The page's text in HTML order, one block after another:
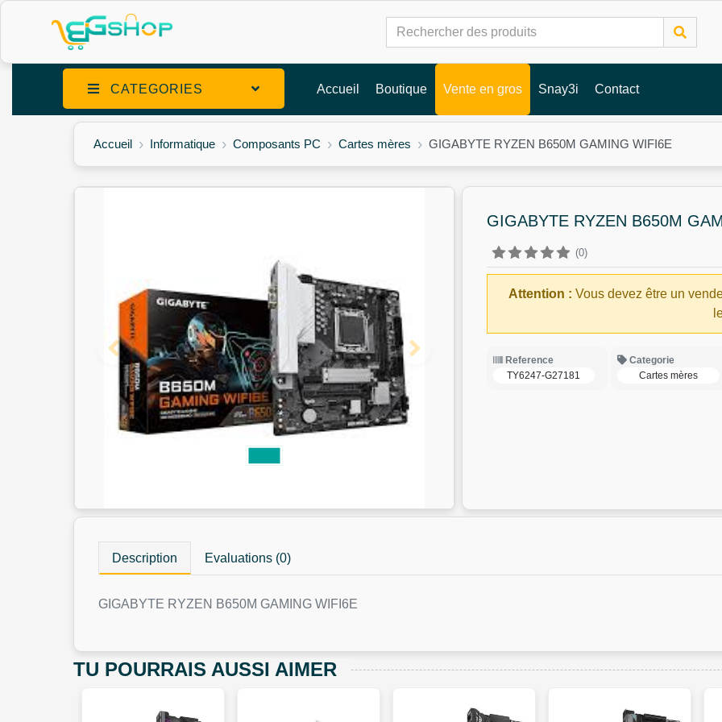
CATEGORIES Accueil Boutique Vente en gros Snay3i Contact
Accueil Informatique Composants PC Cartes mères GIGABYTE RYZEN B650M GAMING WIFI6E
GIGABYTE RYZEN B650M
(0)
Attention : Vous devez être un
Reference
TY6247-G27181
Categorie
Cartes mères
Description Evaluations (0)
GIGABYTE RYZEN B650M GAMING WIFI6E
TU POURRAIS AUSSI AIMER